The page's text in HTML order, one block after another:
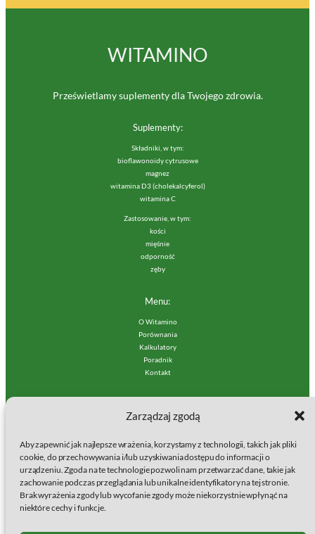
Zarządzaj zgodą
Aby zapewnić jak najlepsze wrażenia, korzystamy z technologii, takich jak pliki
cookie, do przechowywania i/lub uzyskiwania dostępu do informacji o
urządzeniu. Zgoda na te technologie pozwoli nam przetwarzać dane, takie jak
zachowanie podczas przeglądania lub unikalne identyfikatory na tej stronie.
Brak wyrażenia zgody lub wycofanie zgody może niekorzystnie wpłynąć na
niektóre cechy i funkcje.
WITAMINO
Prześwietlamy suplementy dla Twojego zdrowia.
Suplementy:
Składniki, w tym:
bioflawonoidy cytrusowe
magnez
witamina D3 (cholekalcyferol)
witamina C
Zastosowanie, w tym:
kości
mięśnie
odporność
zęby
Menu:
O Witamino
Porównania
Kalkulatory
Poradnik
Kontakt
Regulamin Serwisu
Polityka plików cookies (EU)
Wydawcą serwisu jest:
baSap sp. z o.o.